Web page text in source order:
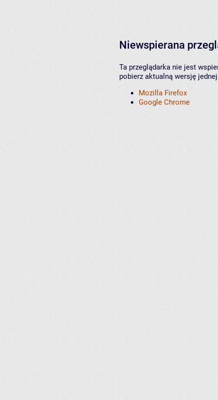
Niewspierana
Ta przeglądarka nie jest
pobierz aktualną wersję
Mozilla Firefox
Google Chrome